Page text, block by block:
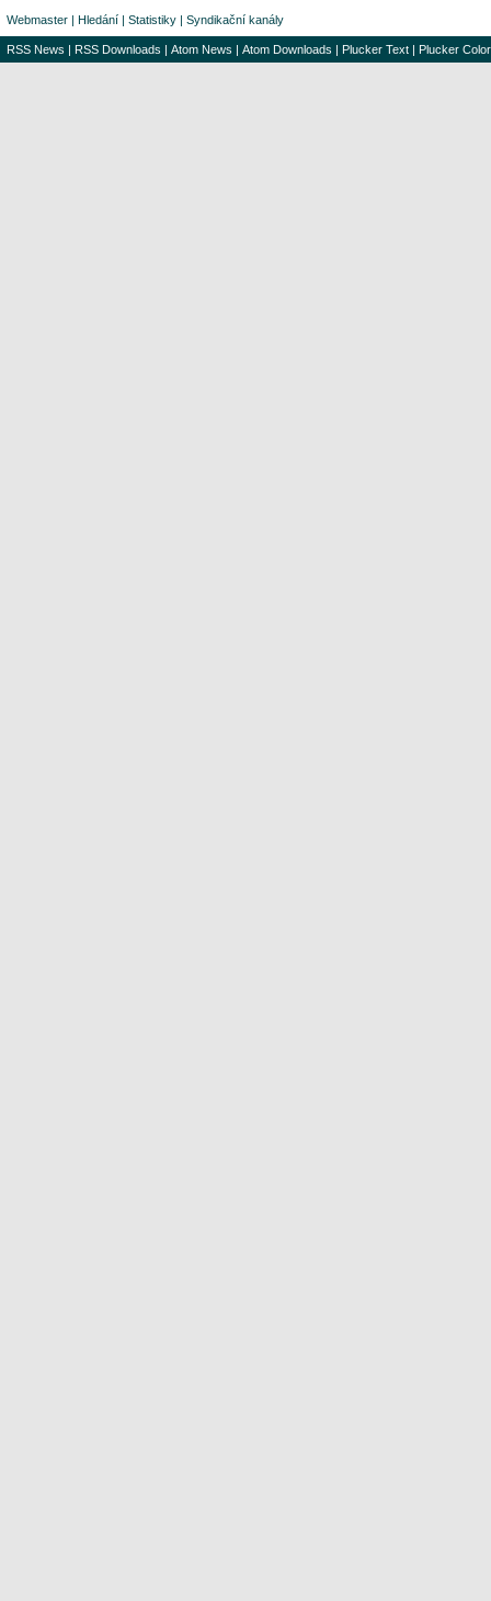
Webmaster | Hledání | Statistiky | Syndikační kanály
RSS News | RSS Downloads | Atom News | Atom Downloads | Plucker Text | Plucker Color